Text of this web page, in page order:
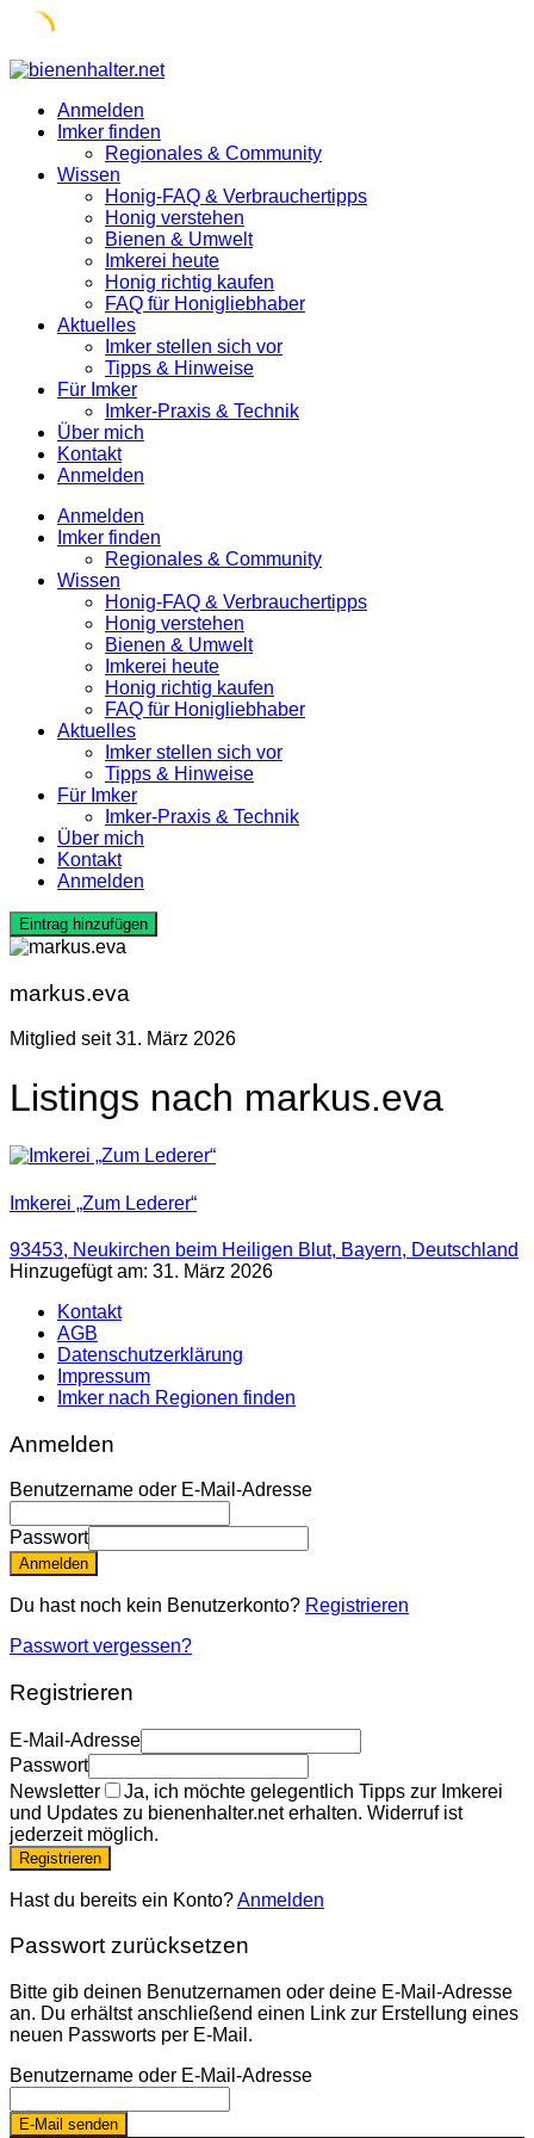
Skip
contentAnmelden
Imker finden
Regionales & Community
Wissen
Honig-FAQ & Verbrauchertipps
Honig verstehen
Bienen & Umwelt
Imkerei heute
Honig richtig kaufen
FAQ für Honigliebhaber
Aktuelles
Imker stellen sich vor
Tipps & Hinweise
Für Imker
Imker-Praxis & Technik
Über mich
Kontakt
Anmelden
Anmelden
Imker finden
Regionales & Community
Wissen
Honig-FAQ & Verbrauchertipps
Honig verstehen
Bienen & Umwelt
Imkerei heute
Honig richtig kaufen
FAQ für Honigliebhaber
Aktuelles
Imker stellen sich vor
Tipps & Hinweise
Für Imker
Imker-Praxis & Technik
Über mich
Kontakt
Anmelden
Eintrag hinzufügen
markus.eva
Mitglied seit 31. März 2026
Listings nach markus.eva
Imkerei „Zum Lederer“
93453, Neukirchen beim Heiligen Blut, Bayern, Deutschland
Hinzugefügt am: 31. März 2026
Kontakt
AGB
Datenschutzerklärung
Impressum
Imker nach Regionen finden
Anmelden
Benutzername oder E-Mail-Adresse
Passwort
Anmelden
Du hast noch kein Benutzerkonto? Registrieren
Passwort vergessen?
Registrieren
E-Mail-Adresse
Passwort
Newsletter
Ja, ich möchte gelegentlich Tipps zur Imkerei
und Updates zu bienenhalter.net erhalten. Widerruf ist
jederzeit möglich.
Registrieren
Hast du bereits ein Konto?Anmelden
Passwort zurücksetzen
Bitte gib deinen Benutzernamen oder deine E-Mail-Adresse
an. Du erhältst anschließend einen Link zur Erstellung eines
neuen Passworts per E-Mail.
Benutzername oder E-Mail-Adresse
E-Mail senden